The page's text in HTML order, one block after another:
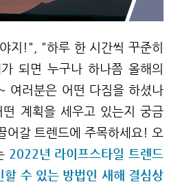
지!", "하루 한 시간씩 꾸준히
되면 누구나 하나쯤 올해의
여러분은 어떤 다짐을 하셨나
계획을 세우고 있는지 궁금
어갈 트렌드에 주목하세요! 오
2022년 라이프스타일 트렌드
할 수 있는 방법인 새해 결심상